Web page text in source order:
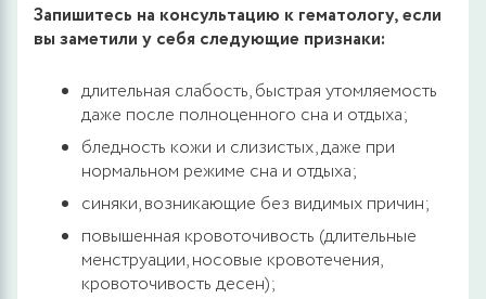
Запишитесь на консультацию к гематологу, если
вы заметили у себя следующие признаки:
длительная слабость, быстрая утомляемость
даже после полноценного сна и отдыха;
бледность кожи и слизистых, даже при
нормальном режиме сна и отдыха;
синяки, возникающие без видимых причин;
повышенная кровоточивость (длительные
менструации, носовые кровотечения,
кровоточивость десен);